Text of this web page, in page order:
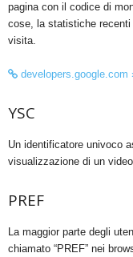
pagina con il codice di
cose, la statistiche
visita.
developers.google.com
YSC
Un identificatore univoco
visualizzazione di un video
PREF
La maggior parte degli
chiamato “PREF” nei